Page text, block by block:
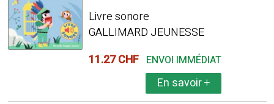
Livre sonore
GALLIMARD JEUNESSE
11.27 CHF ENVOI IMMÉDIAT
En savoir+